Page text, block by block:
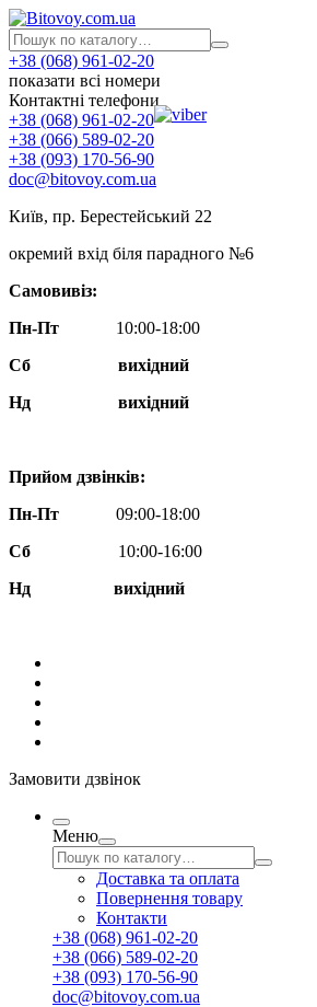
+38 (068) 961-02-20
показати всі номери
Контактні телефони
+38 (068) 961-02-20
+38 (066) 589-02-20
+38 (093) 170-56-90
doc@bitovoy.com.ua
Київ, пр. Берестейський 22
окремий вхід біля парадного №6
Самовивіз:
Пн-Пт
10:00-18:00
Сб
вихідний
Нд
вихідний
Прийом дзвінків:
Пн-Пт
09:00-18:00
Сб
10:00-16:00
Нд вихідний
Замовити дзвінок
Меню
Доставка та оплата
Повернення товару
Контакти
+38 (068) 961-02-20
+38 (066) 589-02-20
+38 (093) 170-56-90
doc@bitovoy.com.ua